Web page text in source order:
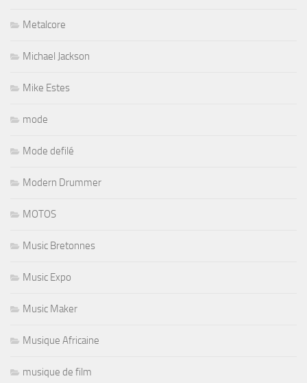
Metalcore
Michael Jackson
Mike Estes
mode
Mode defilé
Modern Drummer
MOTOS
Music Bretonnes
Music Expo
Music Maker
Musique Africaine
musique de film